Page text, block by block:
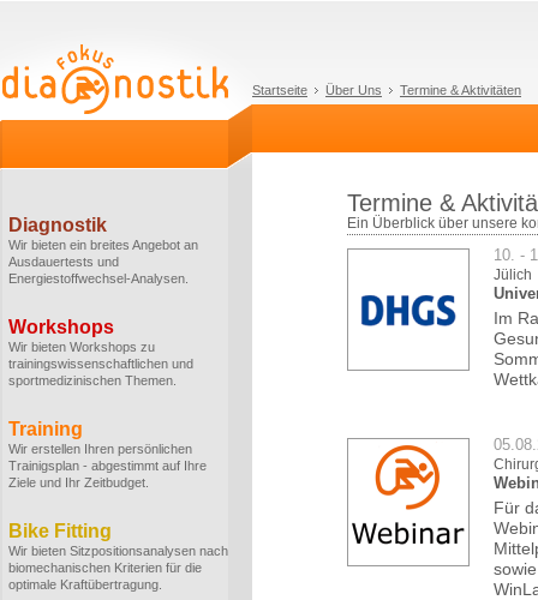
Startseite Über Uns Termine & Aktivitäten
Diagnostik
Wir bieten ein breites Angebot an
Ausdauertests und
Energiestoffwechsel-Analysen.
Workshops
Wir bieten Workshops zu
trainingswissenschaftlichen und
sportmedizinischen Themen.
Training
Wir erstellen Ihren persönlichen
Trainigsplan - abgestimmt auf Ihre
Ziele und Ihr Zeitbudget.
Bike Fitting
Wir bieten Sitzpositionsanalysen nach
biomechanischen Kriterien für die
optimale Kraftübertragung.
Termine &
Ein Überblick über unsere
10. -
Jülich
Im
Für